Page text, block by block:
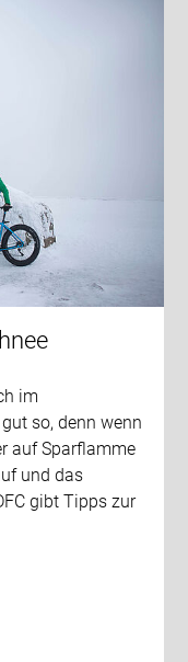
im
so, denn wenn
auf Sparflamme
und das
gibt Tipps zur